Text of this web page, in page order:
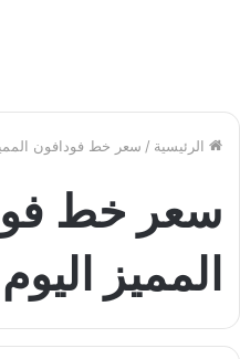
الرئيسية / سعر خط فودافون
سعر خط
المميز اليوم